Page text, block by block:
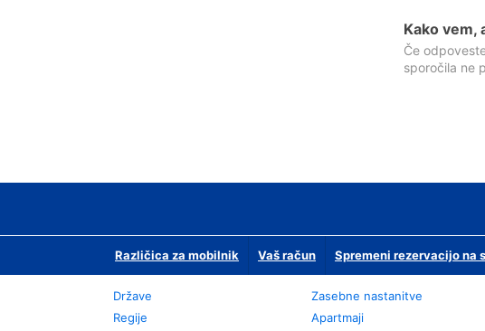
Kako vem,
Če
sporočila ne
Različica za mobilnik Vaš račun Spremeni rezervacijo na
Države
Regije
Zasebne nastanitve
Apartmaji